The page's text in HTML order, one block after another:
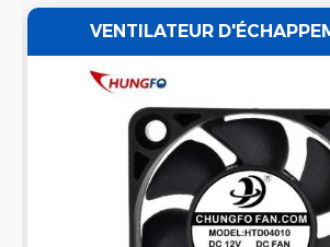
VENTILATEUR
VENTILATEUR D'AIR POUR
ULTRASONS